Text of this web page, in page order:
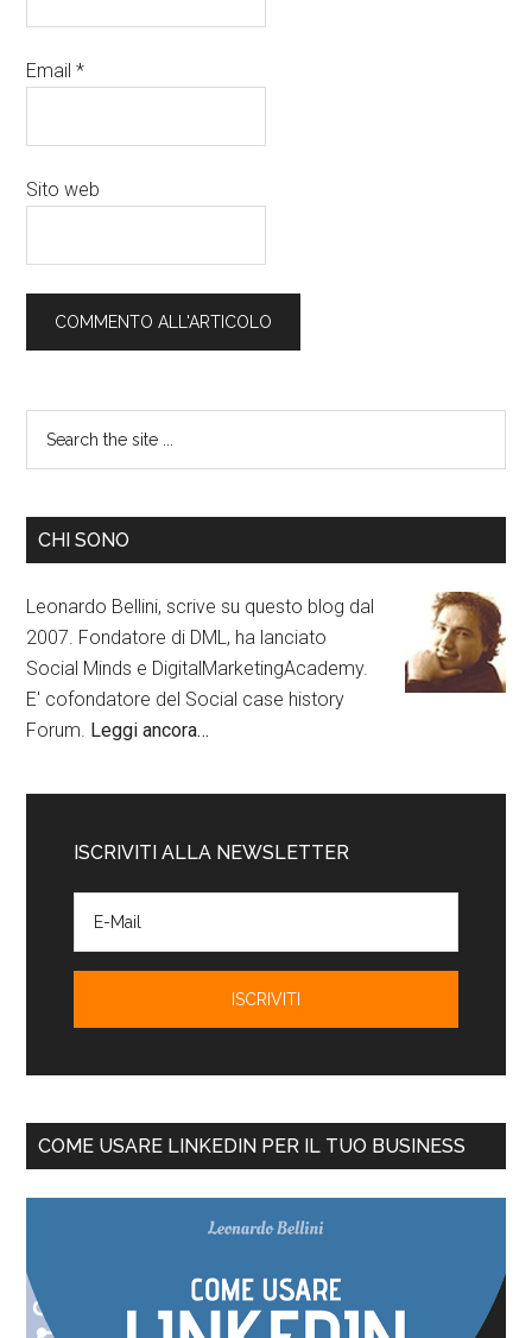
Email*
Sito web
CHI SONO
Leonardo Bellini, scrive su questo blog dal
2007. Fondatore di DML, ha lanciato
Social Minds e DigitalMarketingAcademy.
E' cofondatore del Social case history
Forum. Leggi ancora…
ISCRIVITI ALLA NEWSLETTER
COME USARE LINKEDIN PER IL TUO BUSINESS